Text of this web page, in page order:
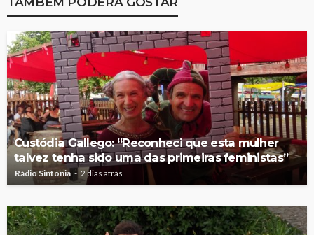
Custódia Gallego: “Reconheci que esta mulher
talvez tenha sido uma das primeiras feministas”
Rádio Sintonia 2 dias atrás